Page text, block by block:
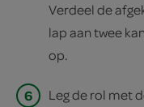
Verdeel de
lap aan twee
op.
6 Leg de rol met